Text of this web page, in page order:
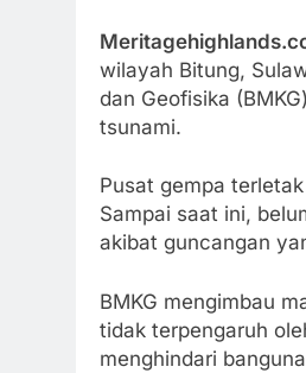
wilayah Bitung,
dan Geofisika
tsunami.
Pusat gempa
Sampai saat ini,
akibat guncangan
BMKG mengimbau
tidak terpengaruh
menghindari